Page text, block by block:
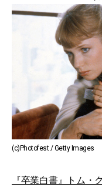
(c)Photofest / Getty Images
『卒業白書』トム・